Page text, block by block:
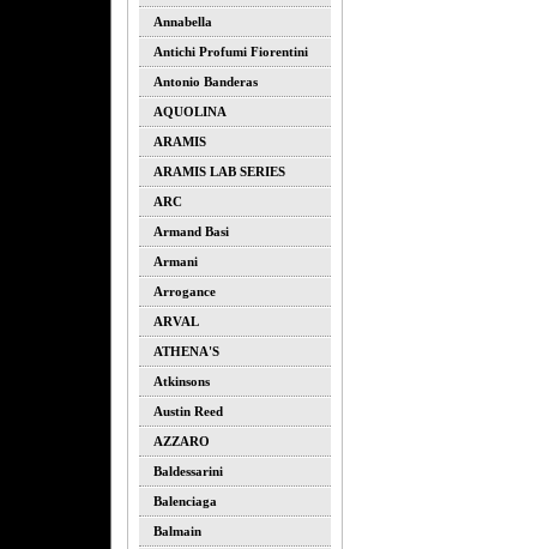
Annabella
Antichi Profumi Fiorentini
Antonio Banderas
AQUOLINA
ARAMIS
ARAMIS LAB SERIES
ARC
Armand Basi
Armani
Arrogance
ARVAL
ATHENA'S
Atkinsons
Austin Reed
AZZARO
Baldessarini
Balenciaga
Balmain